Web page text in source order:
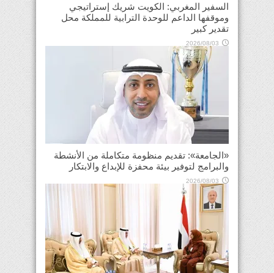
السفير المغربي: الكويت شريك إستراتيجي
وموقفها الداعم للوحدة الترابية للمملكة محل
تقدير كبير
2026/08/03
«الجامعة»: تقديم منظومة متكاملة من الأنشطة
والبرامج لتوفير بيئة محفزة للإبداع والابتكار
2026/08/03